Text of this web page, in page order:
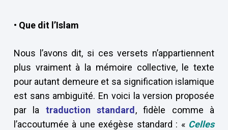
• Que dit l’Islam
Nous l’avons dit, si ces versets n’appartiennent
plus vraiment à la mémoire collective, le texte
pour autant demeure et sa signification islamique
est sans ambiguïté. En voici la version proposée
par la traduction standard , fidèle comme à
l’accoutumée à une exégèse standard : « Celles